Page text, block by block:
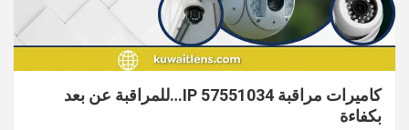
كاميرات مراقبة IP 57551034…للمراقبة عن بعد
بكفاءة